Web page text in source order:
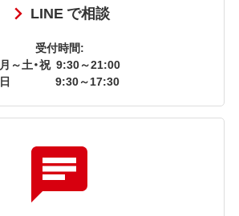
LINE で相談
受付時間:
月～土・祝 9:30～21:00
日
9:30～17:30